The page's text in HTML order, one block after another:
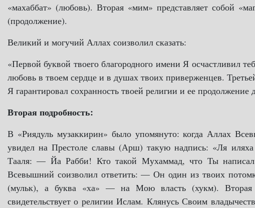
«махаббат» (любовь). Вторая «мим» представляет собой
(продолжение).
Великий и могучий Аллах соизволил сказать:
«Первой буквой твоего благородного имени Я осчастливил
любовь в твоем сердце и в душах твоих приверженцев.
Я гарантировал сохранность твоей религии и ее продолжение
Вторая подробность:
В «Риядуль музаккирин» было упомянуто: когда Аллах
увидел на Престоле славы (Арш) такую надпись: «Ля
Тааля: — Йа Рабби! Кто такой Мухаммад, что Ты
Всевышний соизволил ответить: — Он один из твоих
(мульк), а буква «ха» — на Мою власть (хукм).
свидетельствует о религии Ислам. Клянусь Своим